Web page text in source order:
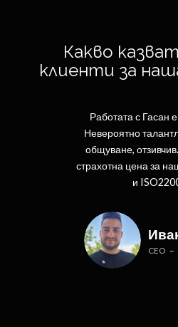
Какво
клиенти за
Работата с Гасан
Невероятно
общуване,
страхотна цена за
и
CEO –
Комуникацията с
наистина лесна.
ефективен
необходимите